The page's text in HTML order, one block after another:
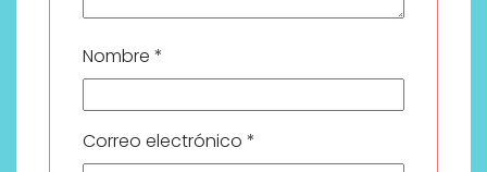
Nombre *
Correo electrónico *